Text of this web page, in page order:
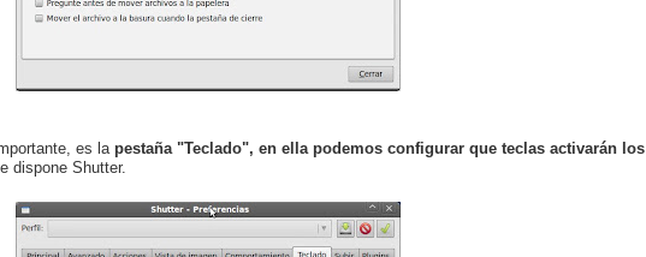
es la pestaña "Teclado", en ella podemos configurar que teclas activarán los
dispone Shutter.